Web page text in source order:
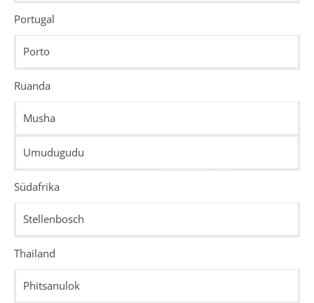
Portugal
Porto
Ruanda
Musha
Umudugudu
Südafrika
Stellenbosch
Thailand
Phitsanulok